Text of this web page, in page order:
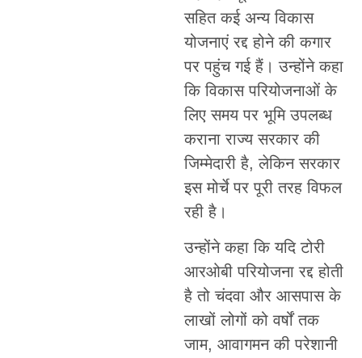
सहित कई अन्य विकास
योजनाएं रद्द होने की कगार
पर पहुंच गई हैं। उन्होंने कहा
कि विकास परियोजनाओं के
लिए समय पर भूमि उपलब्ध
कराना राज्य सरकार की
जिम्मेदारी है, लेकिन सरकार
इस मोर्चे पर पूरी तरह विफल
रही है।
उन्होंने कहा कि यदि टोरी
आरओबी परियोजना रद्द होती
है तो चंदवा और आसपास के
लाखों लोगों को वर्षों तक
जाम, आवागमन की परेशानी